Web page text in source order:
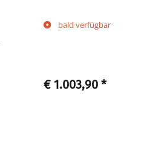
216750bald verfügbar
€ 1.003,90 *